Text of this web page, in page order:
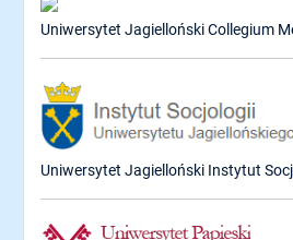
Uniwersytet Jagielloński Collegium
Uniwersytet Jagielloński Instytut